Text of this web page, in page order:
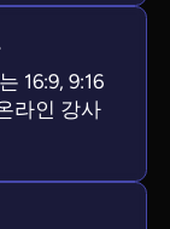
16:9, 9:16
라인 강사